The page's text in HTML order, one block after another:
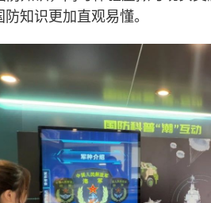
知识更加直观易懂。